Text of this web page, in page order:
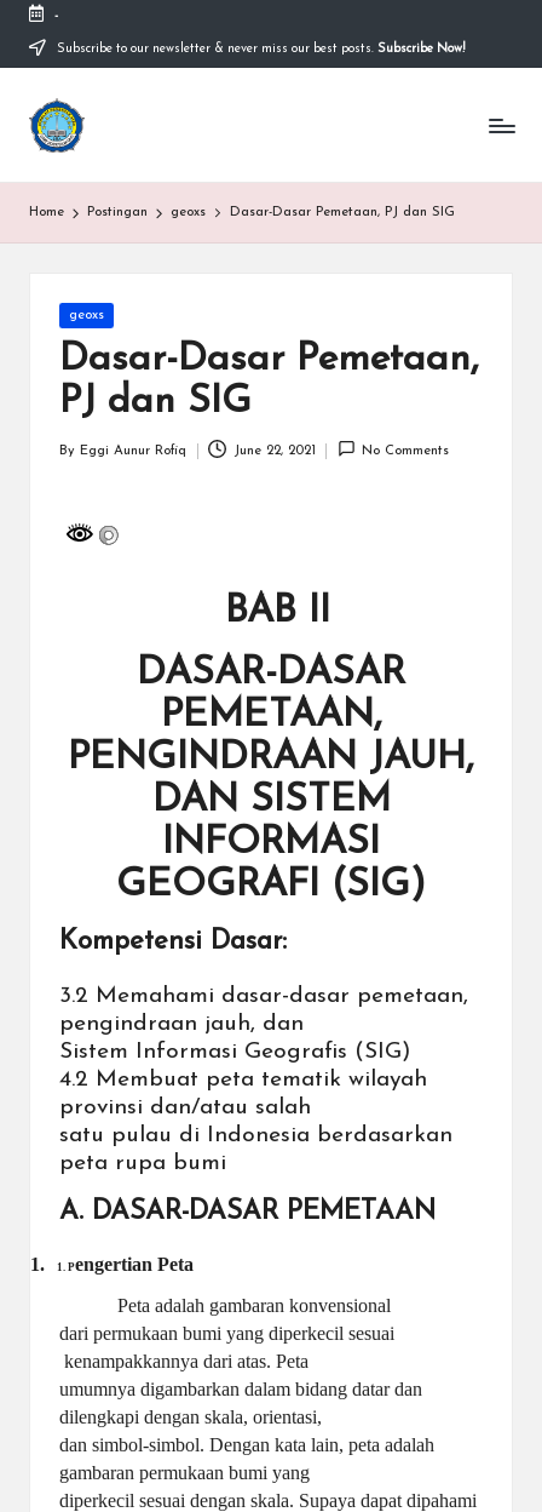
content
-
Subscribe to our newsletter & never miss our best posts. Subscribe Now!
S
M
A
S
Sekolah
Nasional
Ahlussunnah
Wal
Home Postingan geoxs Dasar-Dasar Pemetaan, PJ dan SIG
Posted
in
geoxs
Dasar-Dasar Pemetaan,
PJ dan SIG
Posted
By Eggi Aunur Rofiq June 22, 2021 No Comments
BAB II
DASAR-DASAR
PEMETAAN,
PENGINDRAAN JAUH,
DAN SISTEM
INFORMASI
GEOGRAFI (SIG)
Kompetensi Dasar:
3.2 Memahami dasar-dasar pemetaan,
pengindraan jauh, dan
Sistem Informasi Geografis (SIG)
4.2 Membuat peta tematik wilayah
provinsi dan/atau salah
satu pulau di Indonesia berdasarkan
peta rupa bumi
A. DASAR-DASAR PEMETAAN
1. 1. Pengertian Peta
Peta adalah gambaran konvensional
dari permukaan bumi yang diperkecil sesuai
kenampakkannya dari atas. Peta
umumnya digambarkan dalam bidang datar dan
dilengkapi dengan skala, orientasi,
dan simbol-simbol. Dengan kata lain, peta adalah
gambaran permukaan bumi yang
diperkecil sesuai dengan skala. Supaya dapat dipahami